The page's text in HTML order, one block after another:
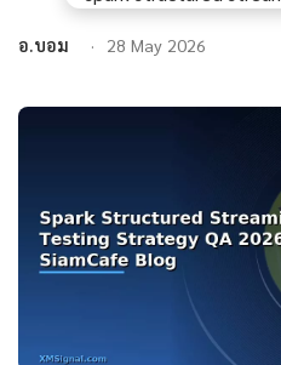
อ.บอม 28 May 2026